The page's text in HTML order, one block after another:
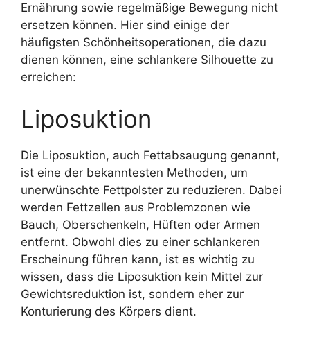
Ernährung sowie regelmäßige Bewegung nicht
ersetzen können. Hier sind einige der
häufigsten Schönheitsoperationen, die dazu
dienen können, eine schlankere Silhouette zu
erreichen:
Liposuktion
Die Liposuktion, auch Fettabsaugung genannt,
ist eine der bekanntesten Methoden, um
unerwünschte Fettpolster zu reduzieren. Dabei
werden Fettzellen aus Problemzonen wie
Bauch, Oberschenkeln, Hüften oder Armen
entfernt. Obwohl dies zu einer schlankeren
Erscheinung führen kann, ist es wichtig zu
wissen, dass die Liposuktion kein Mittel zur
Gewichtsreduktion ist, sondern eher zur
Konturierung des Körpers dient.